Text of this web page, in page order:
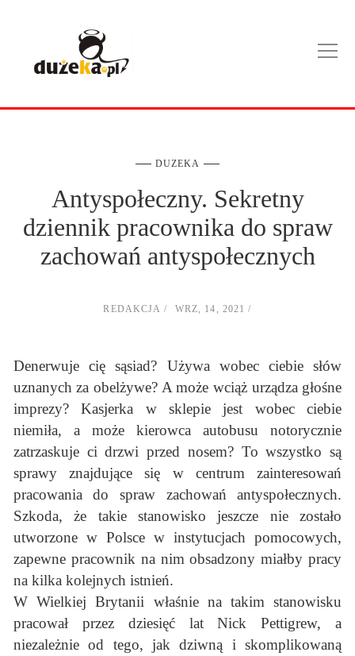
DUZEKA
Antyspołeczny. Sekretny
dziennik pracownika do spraw
zachowań antyspołecznych
REDAKCJA WRZ, 14, 2021
Denerwuje cię sąsiad? Używa wobec ciebie słów
uznanych za obelżywe? A może wciąż urządza głośne
imprezy? Kasjerka w sklepie jest wobec ciebie
niemiła, a może kierowca autobusu notorycznie
zatrzaskuje ci drzwi przed nosem? To wszystko są
sprawy znajdujące się w centrum zainteresowań
pracowania do spraw zachowań antyspołecznych.
Szkoda, że takie stanowisko jeszcze nie zostało
utworzone w Polsce w instytucjach pomocowych,
zapewne pracownik na nim obsadzony miałby pracy
na kilka kolejnych istnień.
W Wielkiej Brytanii właśnie na takim stanowisku
pracował przez dziesięć lat Nick Pettigrew, a
niezależnie od tego, jak dziwną i skomplikowaną